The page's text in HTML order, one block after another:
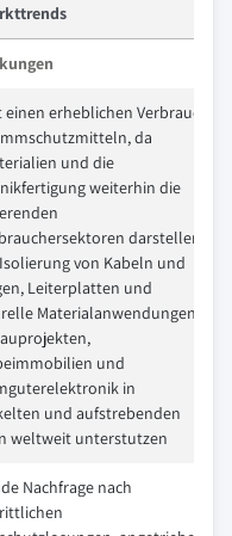
erheblichen Verbrauch
da
und die
weiterhin die
darstellen,
von Kabeln und
Leiterplatten und
Materialanwendungen in
und
in
und aufstrebenden
weltweit unterstutzen
Nachfrage nach